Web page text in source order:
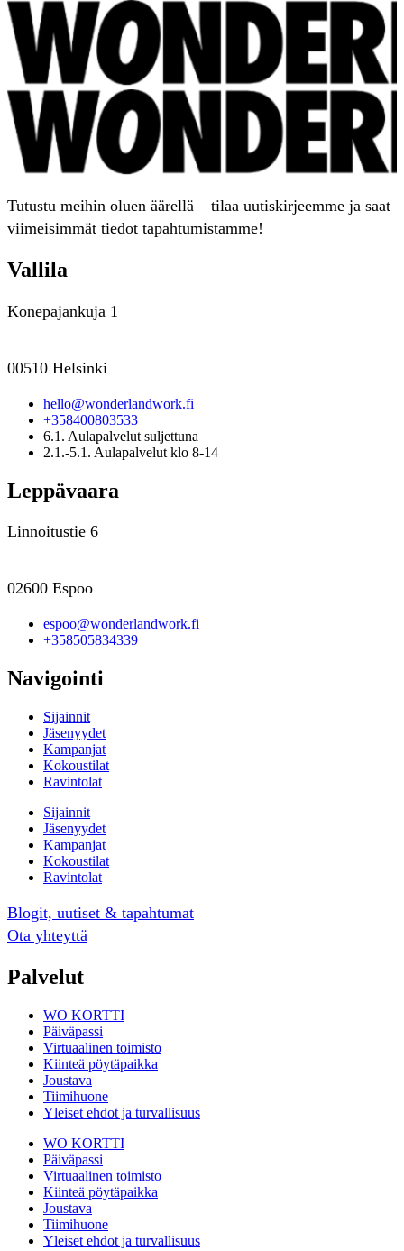
Tutustu meihin oluen äärellä – tilaa uutiskirjeemme ja saat
viimeisimmät tiedot tapahtumistamme!
Vallila
Konepajankuja 1
00510 Helsinki
hello@wonderlandwork.fi
+358400803533
6.1. Aulapalvelut suljettuna
2.1.-5.1. Aulapalvelut klo 8-14
Leppävaara
Linnoitustie 6
02600 Espoo
espoo@wonderlandwork.fi
+358505834339
Navigointi
Sijainnit
Jäsenyydet
Kampanjat
Kokoustilat
Ravintolat
Sijainnit
Jäsenyydet
Kampanjat
Kokoustilat
Ravintolat
Blogit, uutiset & tapahtumat
Ota yhteyttä
Palvelut
WO KORTTI
Päiväpassi
Virtuaalinen toimisto
Kiinteä pöytäpaikka
Joustava
Tiimihuone
Yleiset ehdot ja turvallisuus
WO KORTTI
Päiväpassi
Virtuaalinen toimisto
Kiinteä pöytäpaikka
Joustava
Tiimihuone
Yleiset ehdot ja turvallisuus